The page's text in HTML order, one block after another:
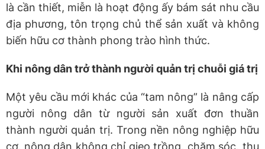
là cần thiết, miễn là hoạt động ấy bám sát nhu cầu
địa phương, tôn trọng chủ thể sản xuất và không
biến hữu cơ thành phong trào hình thức.
Khi nông dân trở thành người quản trị chuỗi giá trị
Một yêu cầu mới khác của “tam nông” là nâng cấp
người nông dân từ người sản xuất đơn thuần
thành người quản trị. Trong nền nông nghiệp hữu
cơ, nông dân không chỉ gieo trồng, chăm sóc, thu